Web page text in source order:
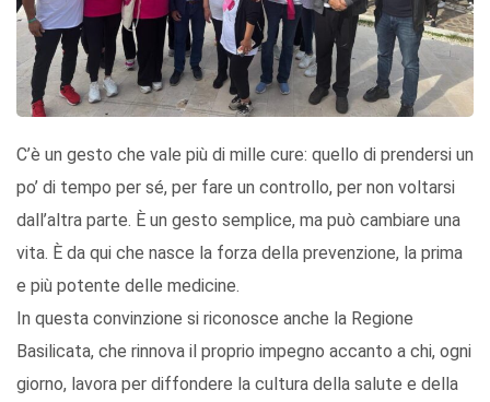
C’è un gesto che vale più di mille cure: quello di prendersi un
po’ di tempo per sé, per fare un controllo, per non voltarsi
dall’altra parte. È un gesto semplice, ma può cambiare una
vita. È da qui che nasce la forza della prevenzione, la prima
e più potente delle medicine.
In questa convinzione si riconosce anche la Regione
Basilicata, che rinnova il proprio impegno accanto a chi, ogni
giorno, lavora per diffondere la cultura della salute e della